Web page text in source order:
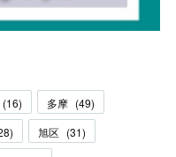
(16) 多摩 (49)
) 旭区 (31)